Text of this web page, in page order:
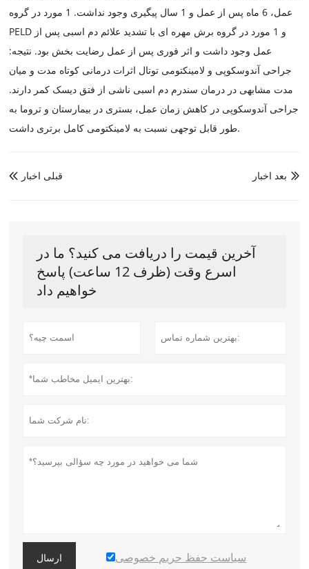
عمل، 6 ماه پس از عمل و 1 سال پیگیری وجود نداشت. 1 مورد در گروه
PELD و 1 مورد در گروه برش مهره ای با تشدید علائم دم اسبی پس از
عمل وجود داشت و اثر فوری پس از عمل رضایت بخش بود. نتیجه:
جراحی آندوسکوپی و لامینکتومی توتال اثرات درمانی کوتاه مدت و میان
مدت مشابهی در درمان سندرم دم اسبی ناشی از فتق دیسک کمر دارند.
جراحی آندوسکوپی در کاهش زمان عمل، بستری در بیمارستان و تروما به
طور قابل توجهی نسبت به لامینکتومی کامل برتری داشت.
 قبلی اخبار  بعد اخبار
آخرین قیمت را دریافت می کنید؟ ما در
اسرع وقت (ظرف 12 ساعت) پاسخ
خواهیم داد
ارسال سیاست حفظ حریم خصوصی